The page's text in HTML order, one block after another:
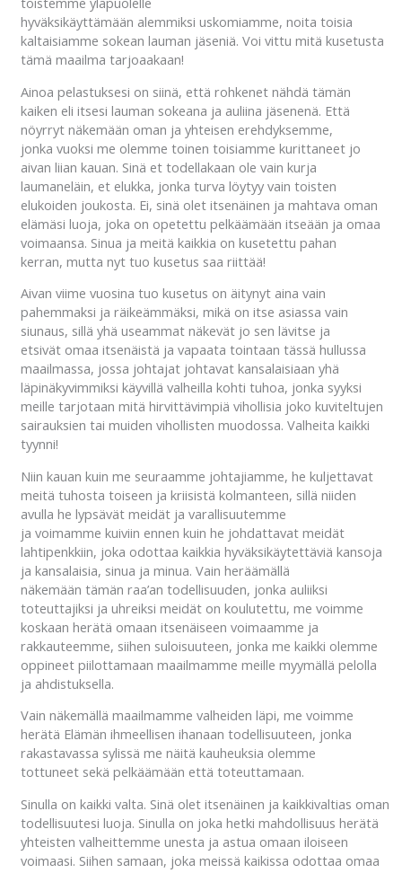
hyväksikäyttämään alemmiksi uskomiamme, noita toisia
kaltaisiamme sokean lauman jäseniä. Voi vittu mitä kusetusta
tämä maailma tarjoaakaan!
Ainoa pelastuksesi on siinä, että rohkenet nähdä tämän
kaiken eli itsesi lauman sokeana ja auliina jäsenenä. Että
nöyrryt näkemään oman ja yhteisen erehdyksemme,
jonka vuoksi me olemme toinen toisiamme kurittaneet jo
aivan liian kauan. Sinä et todellakaan ole vain kurja
laumaneläin, et elukka, jonka turva löytyy vain toisten
elukoiden joukosta. Ei, sinä olet itsenäinen ja mahtava oman
elämäsi luoja, joka on opetettu pelkäämään itseään ja omaa
voimaansa. Sinua ja meitä kaikkia on kusetettu pahan
kerran, mutta nyt tuo kusetus saa riittää!
Aivan viime vuosina tuo kusetus on äitynyt aina vain
pahemmaksi ja räikeämmäksi, mikä on itse asiassa vain
siunaus, sillä yhä useammat näkevät jo sen lävitse ja
etsivät omaa itsenäistä ja vapaata tointaan tässä hullussa
maailmassa, jossa johtajat johtavat kansalaisiaan yhä
läpinäkyvimmiksi käyvillä valheilla kohti tuhoa, jonka syyksi
meille tarjotaan mitä hirvittävimpiä vihollisia joko kuviteltujen
sairauksien tai muiden vihollisten muodossa. Valheita kaikki
tyynni!
Niin kauan kuin me seuraamme johtajiamme, he kuljettavat
meitä tuhosta toiseen ja kriisistä kolmanteen, sillä niiden
avulla he lypsävät meidät ja varallisuutemme
ja voimamme kuiviin ennen kuin he johdattavat meidät
lahtipenkkiin, joka odottaa kaikkia hyväksikäytettäviä kansoja
ja kansalaisia, sinua ja minua. Vain heräämällä
näkemään tämän raa’an todellisuuden, jonka auliiksi
toteuttajiksi ja uhreiksi meidät on koulutettu, me voimme
koskaan herätä omaan itsenäiseen voimaamme ja
rakkauteemme, siihen suloisuuteen, jonka me kaikki olemme
oppineet piilottamaan maailmamme meille myymällä pelolla
ja ahdistuksella.
Vain näkemällä maailmamme valheiden läpi, me voimme
herätä Elämän ihmeellisen ihanaan todellisuuteen, jonka
rakastavassa sylissä me näitä kauheuksia olemme
tottuneet sekä pelkäämään että toteuttamaan.
Sinulla on kaikki valta. Sinä olet itsenäinen ja kaikkivaltias oman
todellisuutesi luoja. Sinulla on joka hetki mahdollisuus herätä
yhteisten valheittemme unesta ja astua omaan iloiseen
voimaasi. Siihen samaan, joka meissä kaikissa odottaa omaa